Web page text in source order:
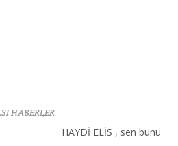
HABERLER
HAYDİ ELİS , sen bunu